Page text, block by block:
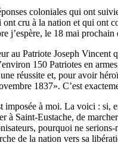
coloniales qui ont
cru à la nation et qui ont
j’espère, le 18 mai
au Patriote Joseph
150 Patriotes en
réussite et, pour avoir
1837». C’est
à moi. La voici : si,
Saint-Eustache, de
pourquoi ne
de la nation vers sa